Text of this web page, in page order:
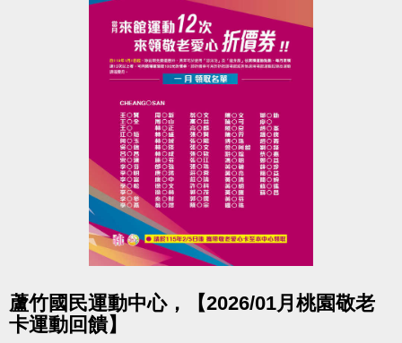
蘆竹國民運動中心，【2026/01月桃園敬老
卡運動回饋】